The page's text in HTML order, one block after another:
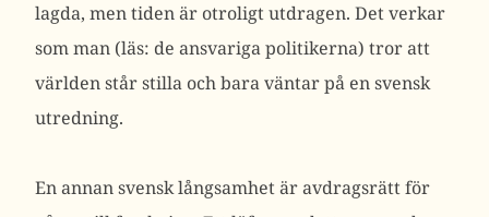
lagda, men tiden är otroligt utdragen. Det verkar
som man (läs: de ansvariga politikerna) tror att
världen står stilla och bara väntar på en svensk
utredning.
En annan svensk långsamhet är avdragsrätt för